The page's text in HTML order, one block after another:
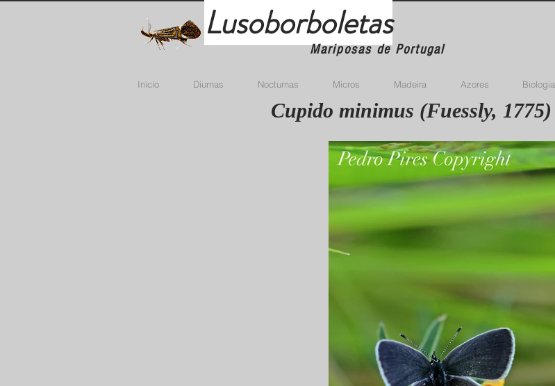
Lusoborboletas
Mariposas de Portugal
Início Diurnas Nocturnas Micros Madeira Azores Biologia
Cupido minimus (Fuessly, 1775)